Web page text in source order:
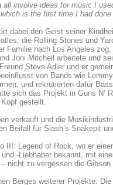
involve ideas for music I
is the first time I had
dabei den Geist seiner
die Rolling Stones und
Familie nach Los Angeles
Joni Mitchell arbeitete und
Steve Adler und er
von Bands wie
und rekrutierten dafür
sich das Projekt in Guns N’
gestellt.
verkauft und die
Beifall für Slash’s Snakepit
III: Legend of Rock, wo er
-Liebhaber bekannt, mit
nicht zu vergessen die
Berges weiterer Projekte: